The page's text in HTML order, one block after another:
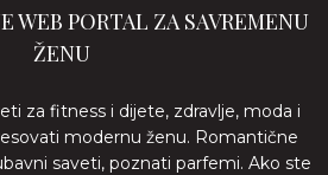
WEB PORTAL ZA SAVREMENU
ŽENU
za fitness i dijete, zdravlje, moda i
modernu ženu. Romantične
saveti, poznati parfemi. Ako ste